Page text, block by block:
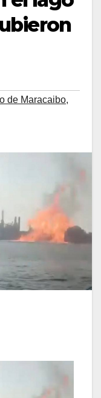
de Maracaibo,